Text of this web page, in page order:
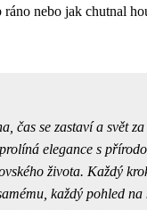
nebo jak chutnal
čas se zastaví a svět
elegance s
života. Každý
každý pohled na